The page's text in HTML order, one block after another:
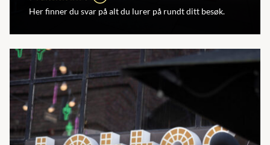
Her finner du svar på alt du lurer på rundt ditt besøk.